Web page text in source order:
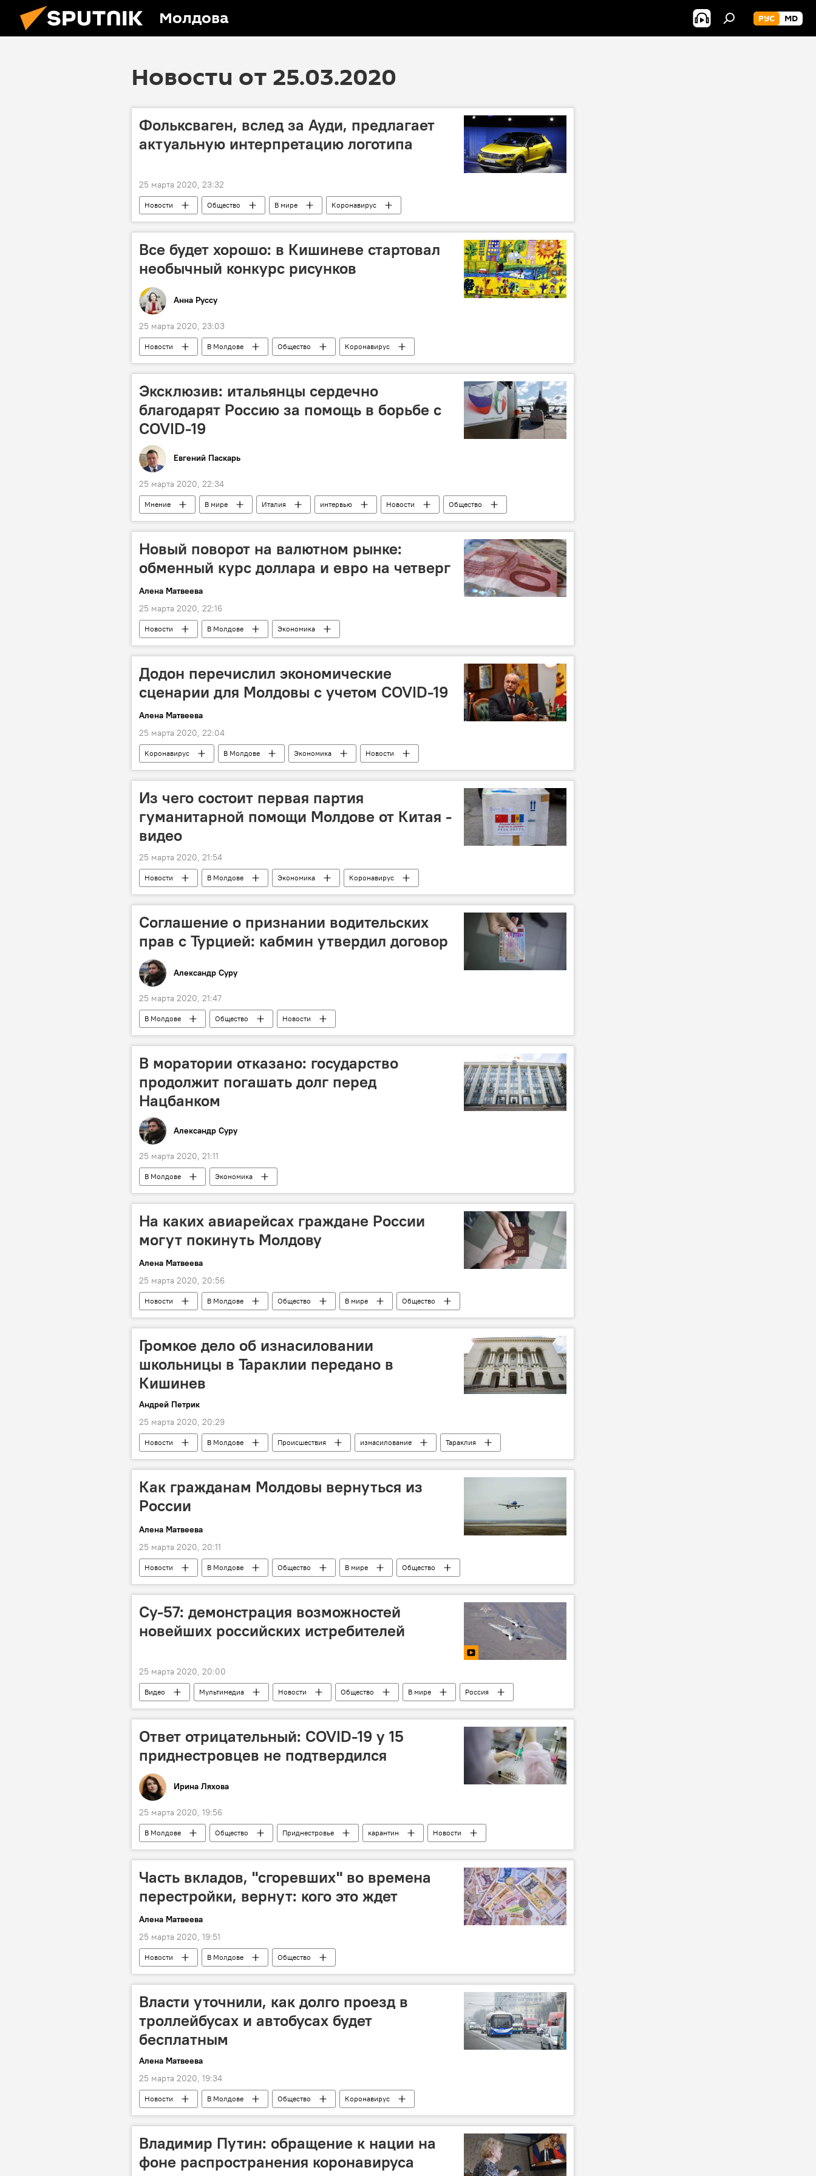
Молдова РУС MD
Новости от 25.03.2020
Фольксваген, вслед за Ауди, предлагает
актуальную интерпретацию логотипа
25 марта 2020, 23:32
Новости Общество В мире Коронавирус
Все будет хорошо: в Кишиневе стартовал
необычный конкурс рисунков
Анна Руссу
25 марта 2020, 23:03
Новости В Молдове Общество Коронавирус
Эксклюзив: итальянцы сердечно
благодарят Россию за помощь в борьбе с
COVID-19
Евгений Паскарь
25 марта 2020, 22:34
Мнение В мире Италия интервью Новости
Общество
Коронавирус
Новый поворот на валютном рынке:
обменный курс доллара и евро на четверг
Алена Матвеева
25 марта 2020, 22:16
Новости В Молдове Экономика
Додон перечислил экономические
сценарии для Молдовы с учетом COVID-19
Алена Матвеева
25 марта 2020, 22:04
Коронавирус В Молдове Экономика Новости
Из чего состоит первая партия
гуманитарной помощи Молдове от Китая -
видео
25 марта 2020, 21:54
Новости В Молдове Экономика Коронавирус
Соглашение о признании водительских
прав с Турцией: кабмин утвердил договор
Александр Суру
25 марта 2020, 21:47
В Молдове Общество Новости
В моратории отказано: государство
продолжит погашать долг перед
Нацбанком
Александр Суру
25 марта 2020, 21:11
В Молдове Экономика
На каких авиарейсах граждане России
могут покинуть Молдову
Алена Матвеева
25 марта 2020, 20:56
Новости В Молдове Общество В мире
Общество
Коронавирус
Громкое дело об изнасиловании
школьницы в Тараклии передано в
Кишинев
Андрей Петрик
25 марта 2020, 20:29
Новости В Молдове Происшествия изнасилование
Тараклия
девушка
расследование
Как гражданам Молдовы вернуться из
России
Алена Матвеева
25 марта 2020, 20:11
Новости В Молдове Общество В мире
Общество
Коронавирус
Су-57: демонстрация возможностей
новейших российских истребителей
25 марта 2020, 20:00
Видео Мультимедиа Новости Общество В мире Россия
Ответ отрицательный: COVID-19 у 15
приднестровцев не подтвердился
Ирина Ляхова
25 марта 2020, 19:56
В Молдове Общество Приднестровье карантин
Новости
Коронавирус
Часть вкладов, "сгоревших" во времена
перестройки, вернут: кого это ждет
Алена Матвеева
25 марта 2020, 19:51
Новости В Молдове Общество
Власти уточнили, как долго проезд в
троллейбусах и автобусах будет
бесплатным
Алена Матвеева
25 марта 2020, 19:34
Новости В Молдове Общество Коронавирус
Владимир Путин: обращение к нации на
фоне распространения коронавируса